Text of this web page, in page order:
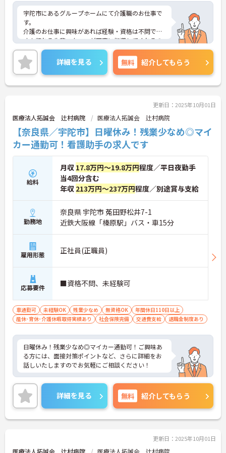
宇陀市にあるグループホームにて介護職のお仕事で
す。
介護のお仕事に興味があれば経験・資格は不問で
す！頼れる先輩スタッフが丁寧に指導してくれるの
で、未経験の方も安心♪
緑に囲まれた環境の中にあり、清潔で、設備も充実
しています。利用者様、スタッフともに居心地が良
く、のびのびと過ごせる環境が整っています!!
ご興味がある方は是非一度マイナビまでお問い合わ
詳細を見る 無料 紹介してもらう
更新日：2025年10月01日
医療法人拓誠会 辻村病院 医療法人拓誠会 辻村病院
【奈良県／宇陀市】日曜休み！残業少なめ◎マイ
カー通勤可！看護助手の求人です
給料
月収 17.8万円～19.8万円程度／平日夜勤手
当4回分含む
年収 213万円～237万円程度／別途賞与支給
勤務地
奈良県 宇陀市 菟田野松井7-1
近鉄大阪線「榛原駅」バス・車15分
雇用形態 正社員(正職員)
応募要件 ■資格不問、未経験可
車通勤可 未経験OK 残業少なめ 無資格OK
年間休日110日以上
産休･育休･介護休暇取得実績あり
社会保険完備 交通費支給 退職金制度あり
日曜休み！残業少なめ◎マイカー通勤可！ご興味あ
る方には、面接対策ポイントなど、さらに詳細をお
話しいたしますのでお気軽にご相談ください！
詳細を見る 無料 紹介してもらう
更新日：2025年10月01日
医療法人拓誠会 辻村病院 医療法人拓誠会 辻村病院